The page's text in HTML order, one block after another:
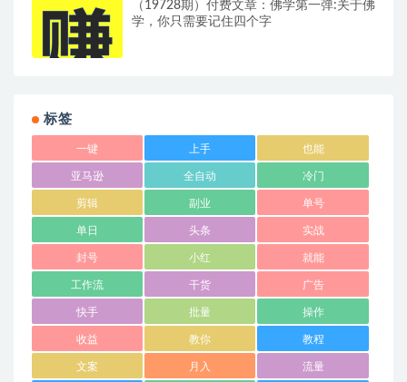
（19728期）付费文章：佛学第一弹:关于佛
学，你只需要记住四个字
标签
一键 上手 也能
亚马逊 全自动 冷门
剪辑 副业 单号
单日 头条 实战
封号 小红 就能
工作流 干货 广告
快手 批量 操作
收益 教你 教程
文案 月入 流量